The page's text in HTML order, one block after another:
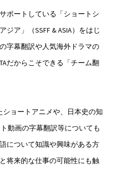
ポートしている「ショートシ
ア」（SSFF & ASIA）をはじ
字幕翻訳や人気海外ドラマの
だからこそできる「チーム翻
ョートアニメや、日本史の知
動画の字幕翻訳等についても
について知識や興味がある方
将来的な仕事の可能性にも触